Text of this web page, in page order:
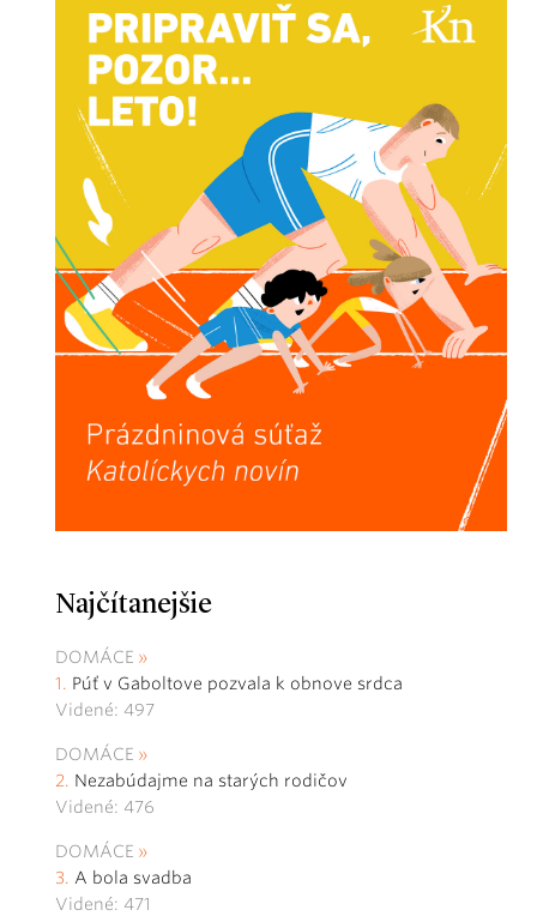
Najčítanejšie
DOMÁCE
Púť v Gaboltove pozvala k obnove srdca
Videné: 497
DOMÁCE
Nezabúdajme na starých rodičov
Videné: 476
DOMÁCE
A bola svadba
Videné: 471